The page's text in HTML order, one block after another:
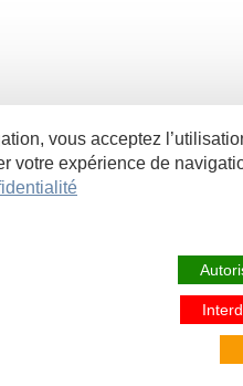
vous acceptez
votre expérience de